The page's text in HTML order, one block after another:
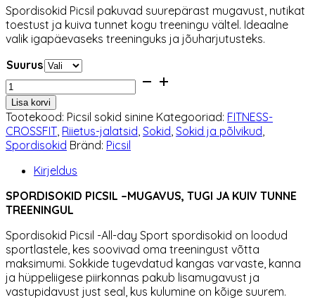
oli:
11,90 €.
on:
10,12 €.
Spordisokid Picsil pakuvad suurepärast mugavust, nutikat
toestust ja kuiva tunnet kogu treeningu vältel. Ideaalne
valik igapäevaseks treeninguks ja jõuharjutusteks.
Suurus
Spordisokid
Picsil
kogus
Lisa korvi
Tootekood: Picsil sokid sinine Kategooriad: FITNESS-
CROSSFIT, Riietus-jalatsid, Sokid, Sokid ja põlvikud,
Spordisokid Bränd: Picsil
Kirjeldus
SPORDISOKID PICSIL –MUGAVUS, TUGI JA KUIV TUNNE
TREENINGUL
Spordisokid Picsil -All-day Sport spordisokid on loodud
sportlastele, kes soovivad oma treeningust võtta
maksimumi. Sokkide tugevdatud kangas varvaste, kanna
ja hüppeliigese piirkonnas pakub lisamugavust ja
vastupidavust just seal, kus kulumine on kõige suurem.